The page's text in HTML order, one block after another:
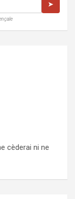
➤
cèderai ni ne